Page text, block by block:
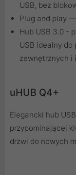
USB, bez
Plug and play
Hub USB 3.0 -
USB idealny do
zewnętrznych i
uHUB Q4+
Elegancki hub
przypominającej
drzwi do nowych